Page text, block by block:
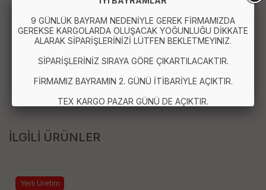
Bandana Beyaz
İLGİLİ ÜRÜNLER
Yerli Üretim
9 GÜNLÜK BAYRAM NEDENİYLE GEREK FİRMAMIZDA
GEREKSE KARGOLARDA OLUŞACAK YOĞUNLUĞU DİKKATE
ALARAK SİPARİŞLERİNİZİ LÜTFEN BEKLETMEYINIZ.
SİPARİŞLERİNİZ SIRAYA GÖRE ÇIKARTILACAKTIR.
FİRMAMIZ BAYRAMIN 2. GÜNÜ İTİBARİYLE AÇIKTIR.
TEX KARGO PAZAR GÜNÜ DE AÇIKTIR.